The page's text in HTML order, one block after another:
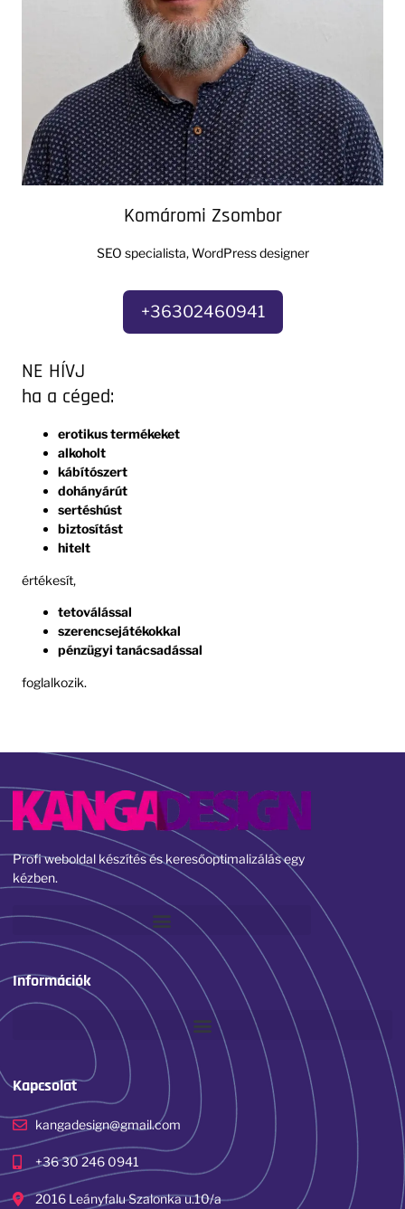
Komáromi Zsombor
SEO specialista, WordPress designer
+36302460941
NE HÍVJ
ha a céged:
erotikus termékeket
alkoholt
kábítószert
dohányárút
sertéshúst
biztosítást
hitelt
értékesít,
tetoválással
szerencsejátékokkal
pénzügyi tanácsadással
foglalkozik.
Profi weboldal készítés és keresőoptimalizálás egy
kézben.
Információk
Kapcsolat
kangadesign@gmail.com
+36 30 246 0941
2016 Leányfalu Szalonka u.10/a